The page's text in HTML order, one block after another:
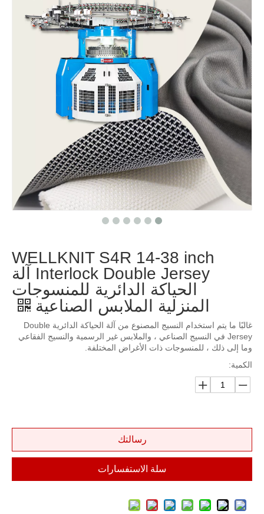
WELLKNIT S4R 14-38 inch
Interlock Double Jersey آلة
الحياكة الدائرية للمنسوجات
المنزلية الملابس الصناعية
غالبًا ما يتم استخدام النسيج المصنوع من آلة الحياكة الدائرية Double
Jersey في النسيج الصناعي ، والملابس غير الرسمية والنسيج الفقاعي
وما إلى ذلك ، للمنسوجات ذات الأغراض المختلفة.
الكمية:
رسالتك
سلة الاستفسارات